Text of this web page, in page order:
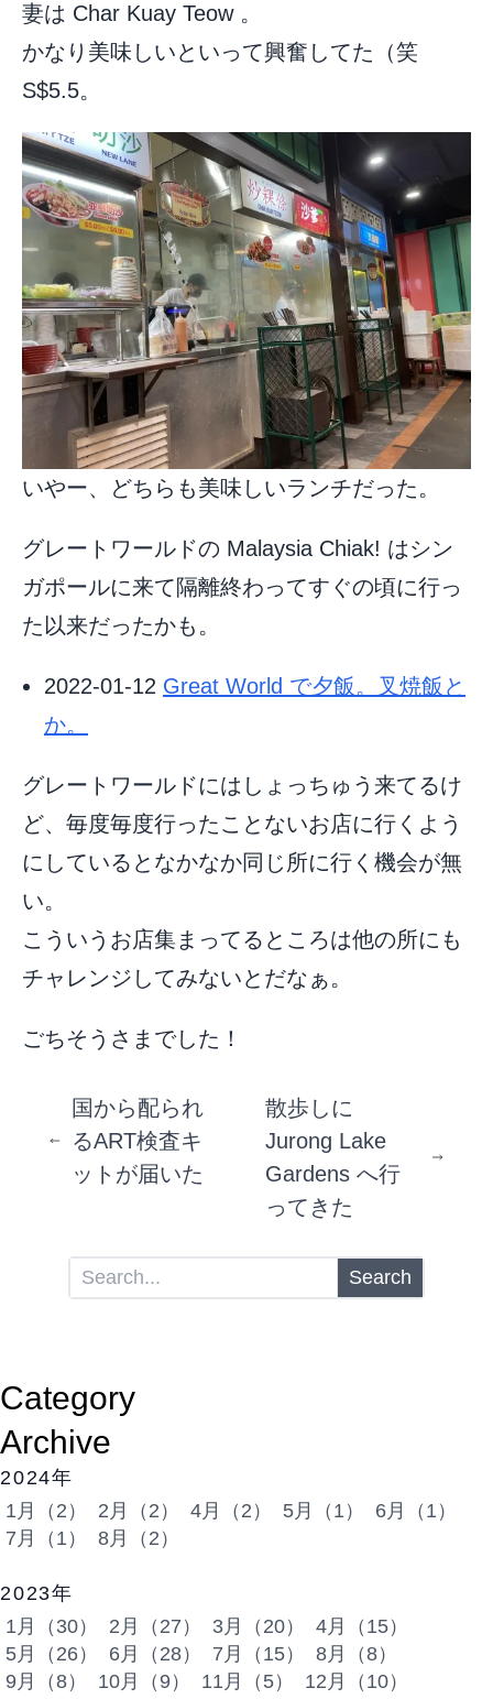
妻は Char Kuay Teow 。
かなり美味しいといって興奮してた（笑
S$5.5。
いやー、どちらも美味しいランチだった。
グレートワールドの Malaysia Chiak! はシン
ガポールに来て隔離終わってすぐの頃に行っ
た以来だったかも。
2022-01-12 Great World で夕飯。叉焼飯と
か。
グレートワールドにはしょっちゅう来てるけ
ど、毎度毎度行ったことないお店に行くよう
にしているとなかなか同じ所に行く機会が無
い。
こういうお店集まってるところは他の所にも
チャレンジしてみないとだなぁ。
ごちそうさまでした！
国から配られ
るART検査キ
ットが届いた
散歩しに
Jurong Lake
Gardens へ行
ってきた
Search
Category
Archive
2024年
1月（2）
2月（2） 4月（2） 5月（1）
6月（1）
7月（1）
8月（2）
2023年
1月（30）
2月（27） 3月（20）
4月（15）
5月（26）
6月（28） 7月（15）
8月（8）
9月（8）
10月（9） 11月（5） 12月（10）